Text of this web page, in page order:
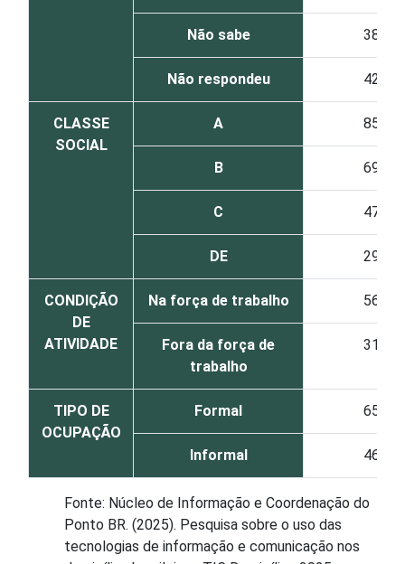
Não sabe 38
Não respondeu 42
CLASSE
SOCIAL
A 85
B 69
C 47
DE 29
CONDIÇÃO
DE
ATIVIDADE
Na força de trabalho 56
Fora da força de
trabalho
31
TIPO DE
OCUPAÇÃO
Formal 65
Informal 46
Fonte: Núcleo de Informação e Coordenação do
Ponto BR. (2025). Pesquisa sobre o uso das
tecnologias de informação e comunicação nos